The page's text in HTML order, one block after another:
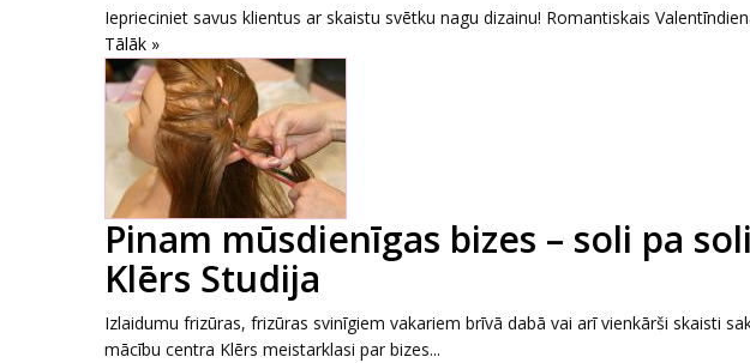
Ieprieciniet savus klientus ar skaistu svētku nagu dizainu! Romantiskais
Tālāk »
Pinam mūsdienīgas bizes – soli pa
Klērs Studija
Izlaidumu frizūras, frizūras svinīgiem vakariem brīvā dabā vai arī vienkārši skaisti
mācību centra Klērs meistarklasi par bizes...